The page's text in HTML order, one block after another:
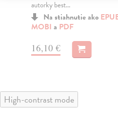
autorky best...
Na stiahnutie ako
MOBI a PDF
16,10 €
High-contrast mode